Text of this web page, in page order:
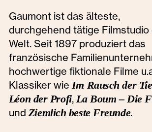
Gaumont ist das älteste,
durchgehend tätige Filmstudio
Welt. Seit 1897 produziert das
französische
hochwertige fiktionale Filme
Klassiker wieIm Rausch der
Léon der Profi, La Boum – Die
und Ziemlich beste Freunde.